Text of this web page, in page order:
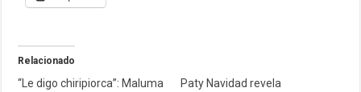
Relacionado
“Le digo chiripiorca”: Maluma
Paty Navidad revela